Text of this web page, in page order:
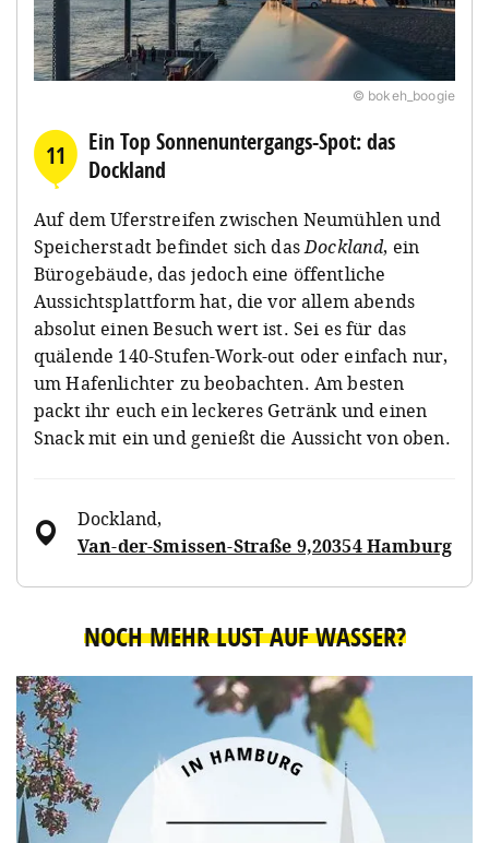
© bokeh_boogie
11
Ein Top Sonnenuntergangs-Spot: das
Dockland
Auf dem Uferstreifen zwischen Neumühlen und
Speicherstadt befindet sich dasDockland, ein
Bürogebäude, das jedoch eine öffentliche
Aussichtsplattform hat, die vor allem abends
absolut einen Besuch wert ist. Sei es für das
quälende 140-Stufen-Work-out oder einfach nur,
um Hafenlichter zu beobachten. Am besten
packt ihr euch ein leckeres Getränk und einen
Snack mit ein und genießt die Aussicht von oben.
Dockland,
Van-der-Smissen-Straße 9,20354 Hamburg
NOCH MEHR LUST AUF WASSER?